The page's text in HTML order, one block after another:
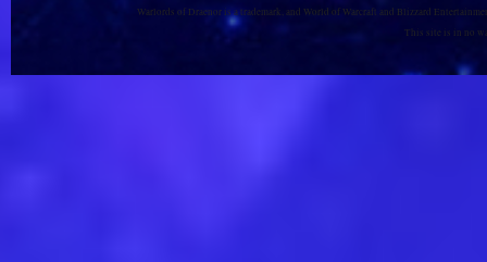
Warlords of Draenor is a trademark, and World of Warcraft and Blizzard
This site is in no